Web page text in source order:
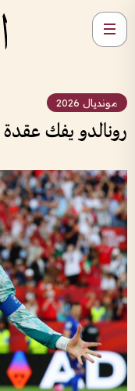
مونديال 2026
رونالدو يفك عقدة